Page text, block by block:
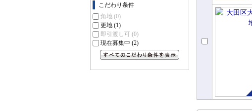
こだわり条件
角地 (0)
更地 (1)
即引渡し可 (0)
現在募集中 (2)
売土地